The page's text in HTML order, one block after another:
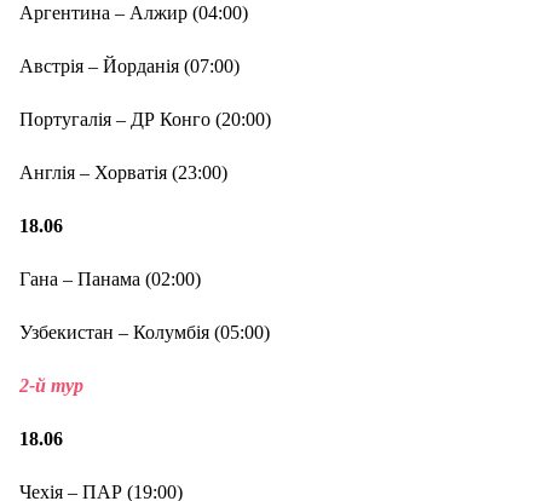
Аргентина – Алжир (04:00)
Австрія – Йорданія (07:00)
Португалія – ДР Конго (20:00)
Англія – Хорватія (23:00)
18.06
Гана – Панама (02:00)
Узбекистан – Колумбія (05:00)
2-й тур
18.06
Чехія – ПАР (19:00)